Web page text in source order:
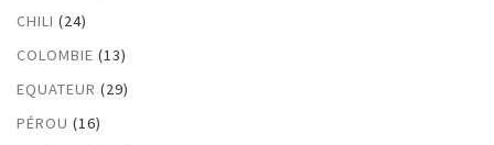
CHILI (24)
COLOMBIE (13)
EQUATEUR (29)
PÉROU (16)